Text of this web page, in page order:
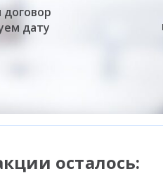
осталось:
дату